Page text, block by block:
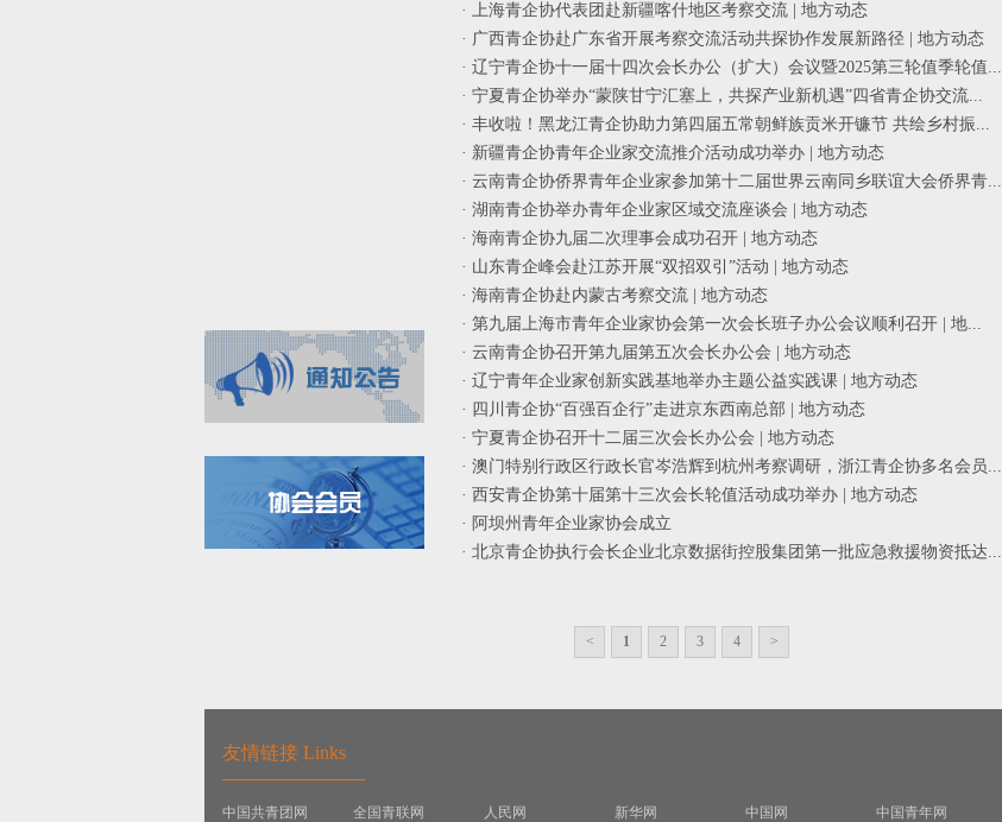
· 上海青企协代表团赴新疆喀什地区考察交流 | 地方动态
· 广西青企协赴广东省开展考察交流活动共探协作发展新路径 | 地方动态
· 辽宁青企协十一届十四次会长办公（扩大）会议暨2025第三轮值季轮值...
· 宁夏青企协举办“蒙陕甘宁汇塞上，共探产业新机遇”四省青企协交流...
· 丰收啦！黑龙江青企协助力第四届五常朝鲜族贡米开镰节 共绘乡村振...
· 新疆青企协青年企业家交流推介活动成功举办 | 地方动态
· 云南青企协侨界青年企业家参加第十二届世界云南同乡联谊大会侨界青...
· 湖南青企协举办青年企业家区域交流座谈会 | 地方动态
· 海南青企协九届二次理事会成功召开 | 地方动态
· 山东青企峰会赴江苏开展“双招双引”活动 | 地方动态
· 海南青企协赴内蒙古考察交流 | 地方动态
· 第九届上海市青年企业家协会第一次会长班子办公会议顺利召开 | 地...
· 云南青企协召开第九届第五次会长办公会 | 地方动态
· 辽宁青年企业家创新实践基地举办主题公益实践课 | 地方动态
· 四川青企协“百强百企行”走进京东西南总部 | 地方动态
· 宁夏青企协召开十二届三次会长办公会 | 地方动态
· 澳门特别行政区行政长官岑浩辉到杭州考察调研，浙江青企协多名会员...
· 西安青企协第十届第十三次会长轮值活动成功举办 | 地方动态
· 阿坝州青年企业家协会成立
· 北京青企协执行会长企业北京数据街控股集团第一批应急救援物资抵达...
< 1 2 3 4 >
友情链接 Links
中国共青团网 全国青联网 人民网 新华网 中国网 中国青年网